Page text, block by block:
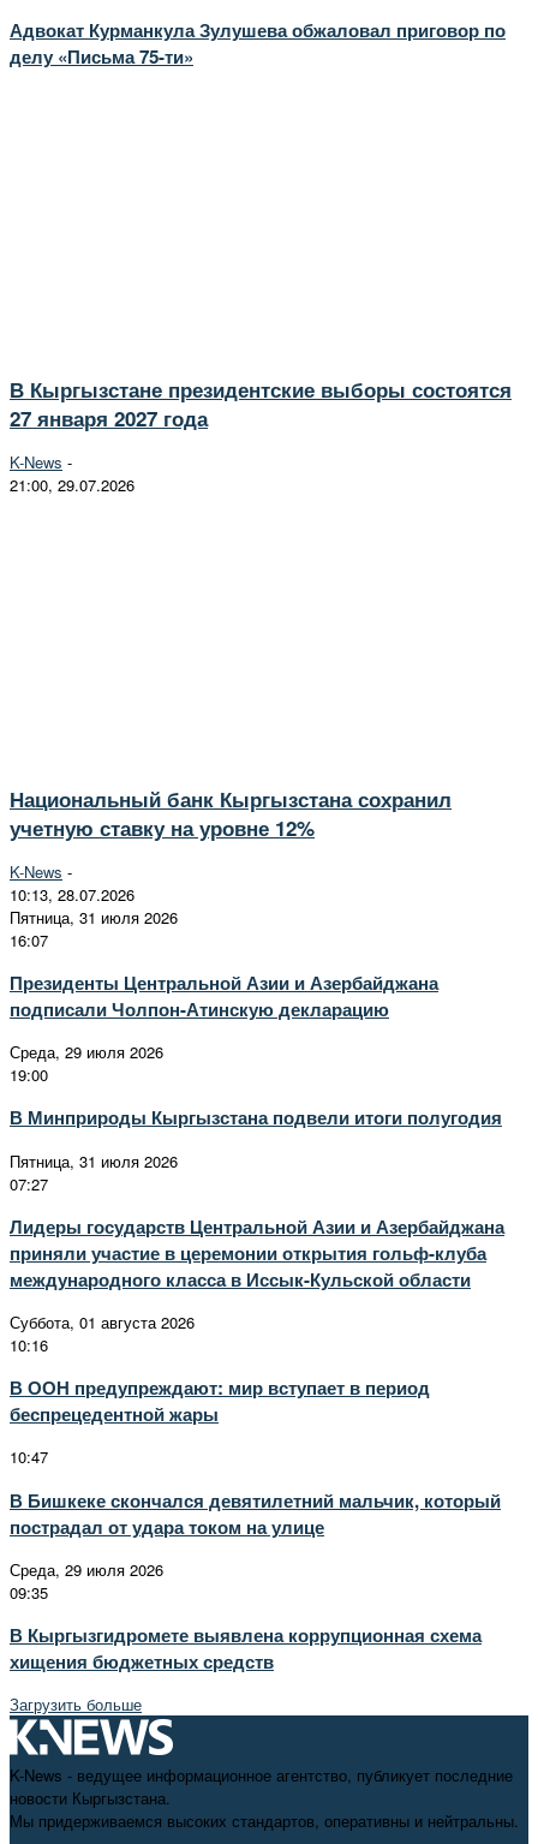
Адвокат Курманкула Зулушева обжаловал приговор по
делу «Письма 75-ти»
В Кыргызстане президентские выборы состоятся
27 января 2027 года
K-News -
21:00, 29.07.2026
Национальный банк Кыргызстана сохранил
учетную ставку на уровне 12%
K-News -
10:13, 28.07.2026
Пятница, 31 июля 2026
16:07
Президенты Центральной Азии и Азербайджана
подписали Чолпон-Атинскую декларацию
Среда, 29 июля 2026
19:00
В Минприроды Кыргызстана подвели итоги полугодия
Пятница, 31 июля 2026
07:27
Лидеры государств Центральной Азии и Азербайджана
приняли участие в церемонии открытия гольф-клуба
международного класса в Иссык-Кульской области
Суббота, 01 августа 2026
10:16
В ООН предупреждают: мир вступает в период
беспрецедентной жары
10:47
В Бишкеке скончался девятилетний мальчик, который
пострадал от удара током на улице
Среда, 29 июля 2026
09:35
В Кыргызгидромете выявлена коррупционная схема
хищения бюджетных средств
Загрузить больше
K-News - ведущее информационное агентство, публикует последние
новости Кыргызстана.
Мы придерживаемся высоких стандартов, оперативны и нейтральны.